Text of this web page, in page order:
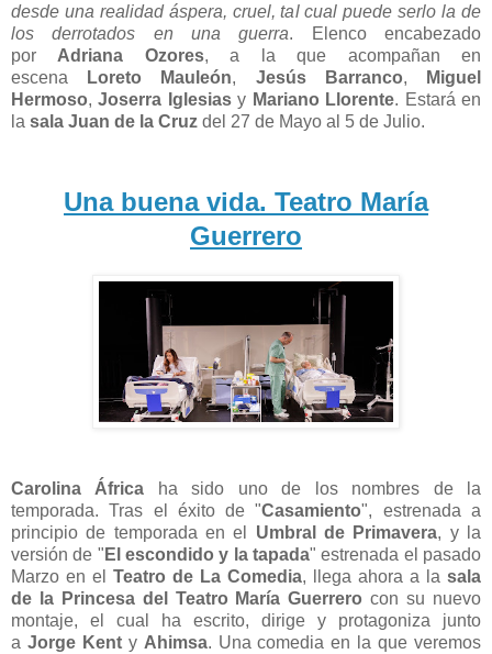
desde una realidad áspera, cruel, tal cual puede serlo la de
los derrotados en una guerra. Elenco encabezado
por Adriana Ozores, a la que acompañan en
escena
Loreto Mauleón, Jesús Barranco,
Miguel
Hermoso,Joserra Iglesiasy Mariano Llorente. Estará en
la sala Juan de la Cruz del 27 de Mayo al 5 de Julio.
Una buena vida. Teatro María
Guerrero
Carolina África ha sido uno de los nombres de la
temporada. Tras el éxito de "Casamiento", estrenada a
principio de temporada en el Umbral de Primavera, y la
versión de " El escondido y la tapada" estrenada el pasado
Marzo en el Teatro de La Comedia, llega ahora a la sala
de la Princesa del Teatro María Guerrero con su nuevo
montaje, el cual ha escrito, dirige y protagoniza junto
a Jorge Kenty Ahimsa. Una comedia en la que veremos